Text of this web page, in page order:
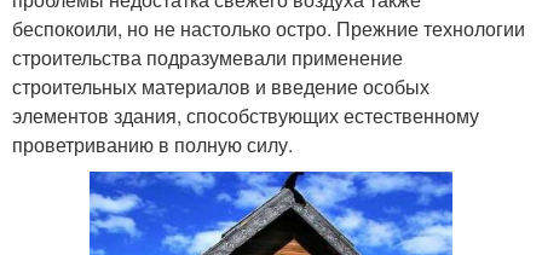
беспокоили, но не настолько остро. Прежние технологии
строительства подразумевали применение
строительных материалов и введение особых
элементов здания, способствующих естественному
проветриванию в полную силу.